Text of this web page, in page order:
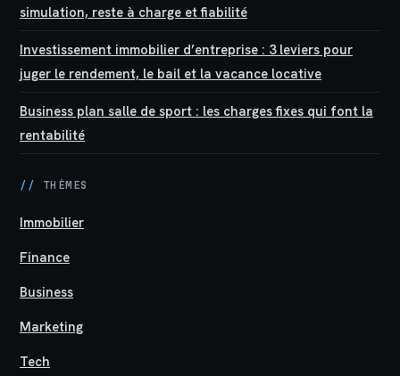
simulation, reste à charge et fiabilité
Investissement immobilier d’entreprise : 3 leviers pour
juger le rendement, le bail et la vacance locative
Business plan salle de sport : les charges fixes qui font la
rentabilité
// THÈMES
Immobilier
Finance
Business
Marketing
Tech